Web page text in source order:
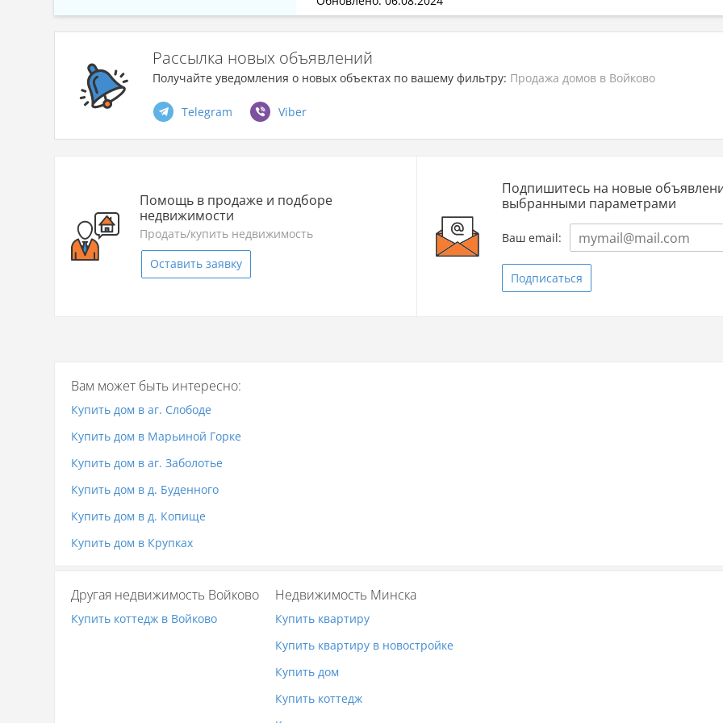
Рассылка новых объявлений
Получайте уведомления о новых объектах по вашему фильтру: Продажа домов в Войково
Telegram Viber
Помощь в продаже и подборе
недвижимости
Продать/купить недвижимость
Оставить заявку
Подпишитесь на новые
выбранными параметрами
Ваш email:
Подписаться
Вам может быть интересно:
Купить дом в аг. Слободе
Купить дом в Марьиной Горке
Купить дом в аг. Заболотье
Купить дом в д. Буденного
Купить дом в д. Копище
Купить дом в Крупках
Другая недвижимость Войково
Купить коттедж в Войково
Недвижимость Минска
Купить квартиру
Купить квартиру в новостройке
Купить дом
Купить коттедж